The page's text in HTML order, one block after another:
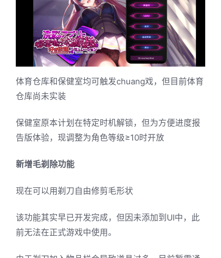
体育仓库和保健室均可触发chuang戏，但目前体育
仓库尚未实装
保健室原本计划在特定时机解锁，但为方便进度报
告版体验，现调整为角色等级≥10时开放
新增毛剃除功能
现在可以用剃刀自由修剪毛形状
该功能其实早已开发完成，但因未添加到UI中，此
前无法在正式游戏中使用。